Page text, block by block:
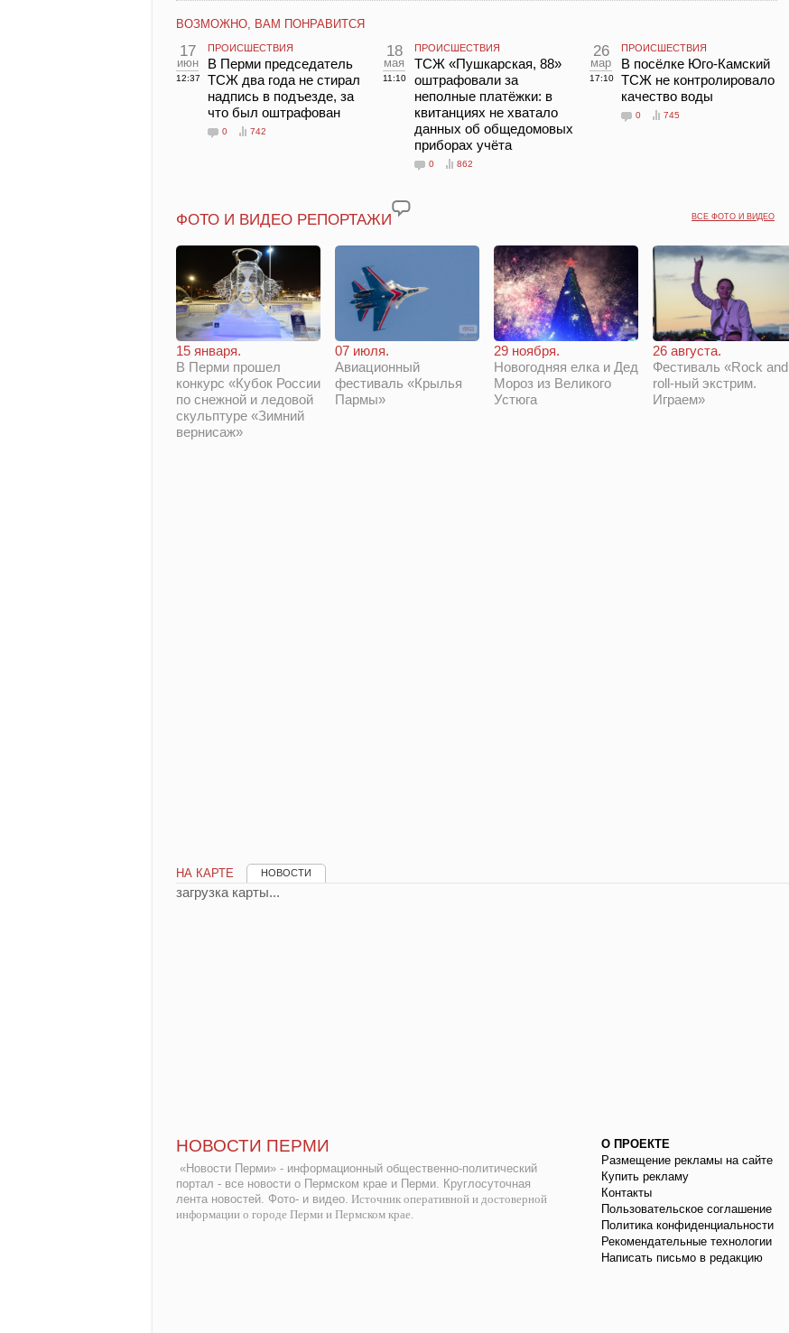
ВОЗМОЖНО, ВАМ ПОНРАВИТСЯ
17
июн
12:37
ПРОИСШЕСТВИЯ
В Перми председатель
ТСЖ два года не стирал
надпись в подъезде, за
что был оштрафован
0 742
18
мая
11:10
ПРОИСШЕСТВИЯ
ТСЖ «Пушкарская, 88»
оштрафовали за
неполные платёжки: в
квитанциях не хватало
данных об общедомовых
приборах учёта
0 862
26
мар
17:10
ПРОИСШЕСТВИЯ
В посёлке Юго-Камский
ТСЖ не контролировало
качество воды
0 745
ВСЕ ФОТО И ВИДЕО
ФОТО И ВИДЕО РЕПОРТАЖИ
15 января.
В Перми прошел
конкурс «Кубок России
по снежной и ледовой
скульптуре «Зимний
вернисаж»
07 июля.
Авиационный
фестиваль «Крылья
Пармы»
29 ноября.
Новогодняя елка и Дед
Мороз из Великого
Устюга
26 августа.
Фестиваль «Rock and
roll-ный экстрим.
Играем»
НА КАРТЕ НОВОСТИ
загрузка карты...
НОВОСТИ ПЕРМИ
«Новости Перми» - информационный общественно-политический
портал - все новости о Пермском крае и Перми. Круглосуточная
лента новостей. Фото- и видео. Источник оперативной и достоверной
информации о городе Перми и Пермском крае.
О ПРОЕКТЕ
Размещение рекламы на сайте
Купить рекламу
Контакты
Пользовательское соглашение
Политика конфиденциальности
Рекомендательные технологии
Написать письмо в редакцию